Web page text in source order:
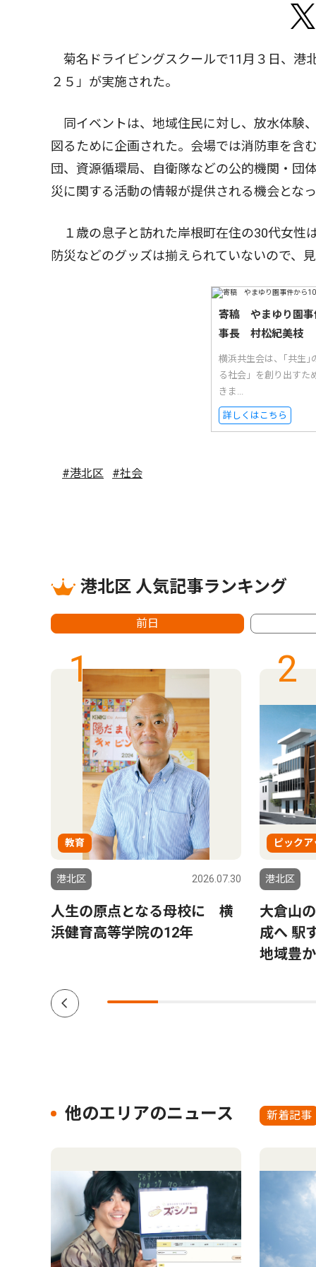
菊名ドライビングスクールで11月３日、港
２５」が実施された。
同イベントは、地域住民に対し、放水体験
図るために企画された。会場では消防車を含
団、資源循環局、自衛隊などの公的機関・団
災に関する活動の情報が提供される機会とな
１歳の息子と訪れた岸根町在住の30代女性
防災などのグッズは揃えられていないので、
寄稿 やまゆり園
事長 村松紀美枝
横浜共生会は、｢共生｣
る社会」を創り出すた
きま...
詳しくはこちら
#港北区 #社会
港北区 人気記事ランキング
前日
1
教育
港北区 2026.07.30
人生の原点となる母校に 横
浜健育高等学院の12年
2
ピック
港北区
大倉山
成へ 駅
地域豊
他のエリアのニュース 新着記事